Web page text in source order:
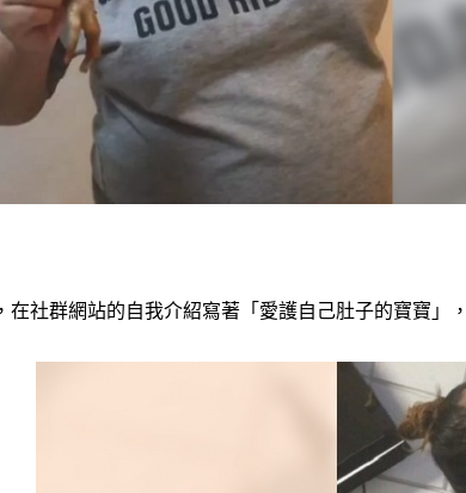
社群網站的自我介紹寫著「愛護自己肚子的寶寶」